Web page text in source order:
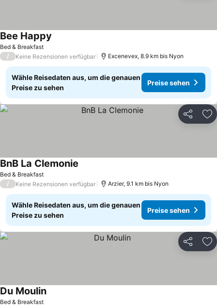
Bed & Breakfast
Bee Happy
/ Keine Rezensionen verfügbar Excenevex, 8.9 km bis Nyon
Wähle Reisedaten aus, um die genauen
Preise zu sehen
Preise sehen
Teilen
Bed & Breakfast
BnB La Clemonie
/ Keine Rezensionen verfügbar Arzier, 9.1 km bis Nyon
Wähle Reisedaten aus, um die genauen
Preise zu sehen
Preise sehen
Teilen
Bed & Breakfast
Du Moulin